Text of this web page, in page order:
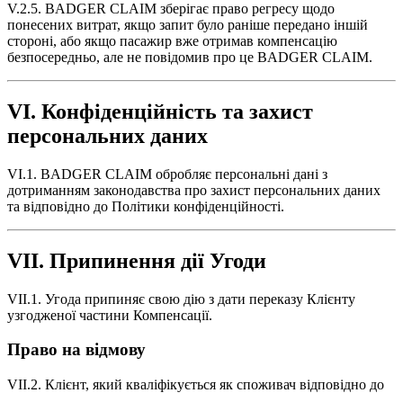
V.2.5. BADGER CLAIM зберігає право регресу щодо
понесених витрат, якщо запит було раніше передано іншій
стороні, або якщо пасажир вже отримав компенсацію
безпосередньо, але не повідомив про це BADGER CLAIM.
VI. Конфіденційність та захист
персональних даних
VI.1. BADGER CLAIM обробляє персональні дані з
дотриманням законодавства про захист персональних даних
та відповідно до Політики конфіденційності.
VII. Припинення дії Угоди
VII.1. Угода припиняє свою дію з дати переказу Клієнту
узгодженої частини Компенсації.
Право на відмову
VII.2. Клієнт, який кваліфікується як споживач відповідно до